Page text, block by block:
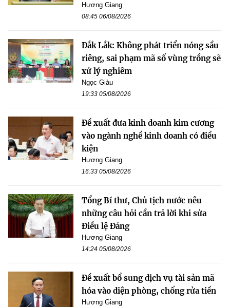
Hương Giang
08:45 06/08/2026
Đắk Lắk: Không phát triển nóng sầu
riêng, sai phạm mã số vùng trồng sẽ
xử lý nghiêm
Ngọc Giàu
19:33 05/08/2026
Đề xuất đưa kinh doanh kim cương
vào ngành nghề kinh doanh có điều
kiện
Hương Giang
16:33 05/08/2026
Tổng Bí thư, Chủ tịch nước nêu
những câu hỏi cần trả lời khi sửa
Điều lệ Đảng
Hương Giang
14:24 05/08/2026
Đề xuất bổ sung dịch vụ tài sản mã
hóa vào diện phòng, chống rửa tiền
Hương Giang